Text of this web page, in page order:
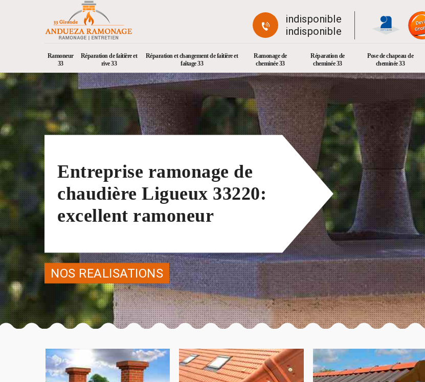
indisponible
indisponible
Ramoneur
33
Réparation de faîtière et
rive 33
Réparation et changement de faîtière et
faîtage 33
Ramonage de
cheminée 33
Réparation de
cheminée 33
Pose de chapeau de
cheminée 33
Entreprise ramonage de
chaudière Ligueux 33220:
excellent ramoneur
NOS REALISATIONS